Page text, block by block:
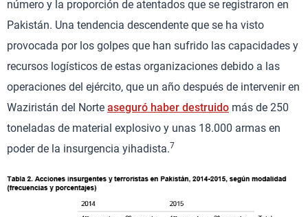
número y la proporción de atentados que se registraron en
Pakistán. Una tendencia descendente que se ha visto
provocada por los golpes que han sufrido las capacidades y
recursos logísticos de estas organizaciones debido a las
operaciones del ejército, que un año después de intervenir en
Waziristán del Norte aseguró haber destruido más de 250
toneladas de material explosivo y unas 18.000 armas en
poder de la insurgencia yihadista.7